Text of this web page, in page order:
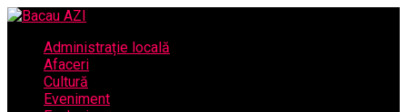
Administrație locală
Afaceri
Cultură
Eveniment